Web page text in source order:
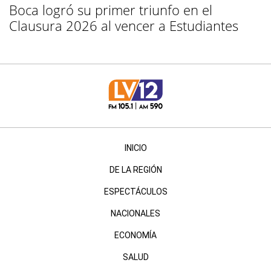
Boca logró su primer triunfo en el
Clausura 2026 al vencer a Estudiantes
INICIO
DE LA REGIÓN
ESPECTÁCULOS
NACIONALES
ECONOMÍA
SALUD